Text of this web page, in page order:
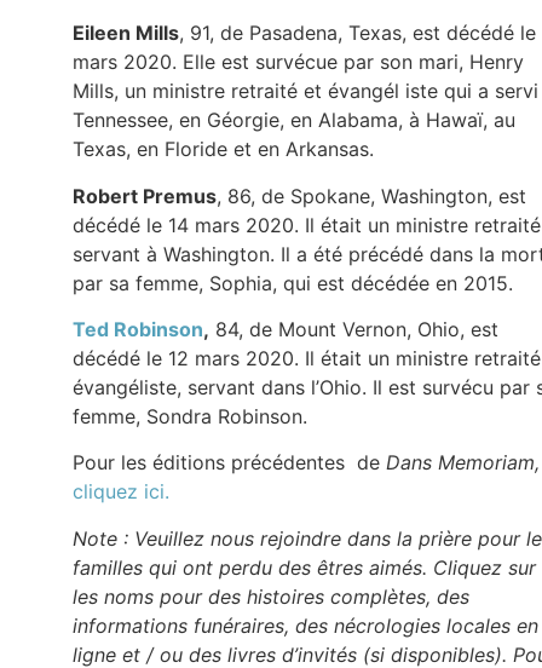
Eileen Mills, 91, de Pasadena, Texas, est décédé le
mars 2020. Elle est survécue par son mari, Henry
Mills, un ministre retraité et évangél iste qui a servi
Tennessee, en Géorgie, en Alabama, à Hawaï, au
Texas, en Floride et en Arkansas.
Robert Premus, 86, de Spokane, Washington, est
décédé le 14 mars 2020. Il était un ministre
servant à Washington. Il a été précédé dans la
par sa femme, Sophia, qui est décédée en 2015.
Ted Robinson, 84, de Mount Vernon, Ohio, est
décédé le 12 mars 2020. Il était un ministre
évangéliste, servant dans l’Ohio. Il est survécu par
femme, Sondra Robinson.
Pour les éditions précédentes de Dans
cliquez ici.
Note : Veuillez nous rejoindre dans la prière pour
familles qui ont perdu des êtres aimés. Cliquez sur
les noms pour des histoires complètes, des
informations funéraires, des nécrologies locales en
ligne et / ou des livres d’invités (si disponibles).